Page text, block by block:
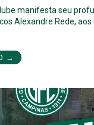
manifesta seu
Alexandre Rede, aos
→